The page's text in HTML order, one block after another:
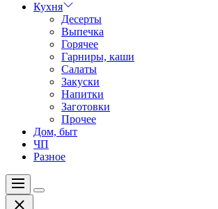
Кухня
Десерты
Выпечка
Горячее
Гарниры, каши
Салаты
Закуски
Напитки
Заготовки
Прочее
Дом, быт
ЧП
Разное
Меню
Цвет
Закрыть